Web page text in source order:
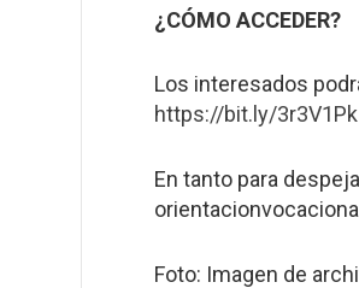
¿CÓMO ACCEDER?
Los interesados
https://bit.ly/3r3V1Pk
En tanto para
Foto: Imagen de